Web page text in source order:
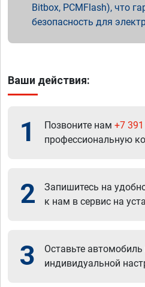
Bitbox, PCMFlash), что
безопасность для
Ваши действия:
1 Позвоните нам +7
профессиональную
2
Запишитесь на
к нам в сервис на
3
Оставьте
индивидуальной